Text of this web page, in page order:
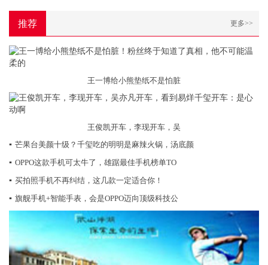
推荐 更多>>
王一博给小熊垫纸不是怕脏
王俊凯开车，李现开车，吴
▪ 芒果台美颜十级？千玺吃的明明是麻辣火锅，汤底颜
▪ OPPO这款手机可太牛了，雄踞最佳手机榜单TO
▪ 买拍照手机不再纠结，这几款一定适合你！
▪ 旗舰手机+智能手表，会是OPPO迈向顶级科技公